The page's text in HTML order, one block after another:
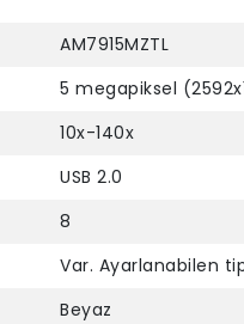
AM7915MZTL
5 megapiksel
10x-140x
USB 2.0
8
Var. Ayarlanabilen
Beyaz